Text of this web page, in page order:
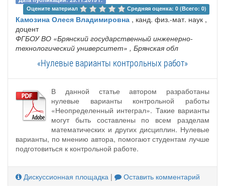
Оцените материал
Средняя оценка: 0 (Всего: 0)
Камозина Олеся Владимировна , канд. физ.-мат. наук ,
доцент
ФГБОУ ВО «Брянский государственный инженерно-
технологический университет» , Брянская обл
«Нулевые варианты контрольных работ»
В данной статье автором разработаны
нулевые варианты контрольной работы
«Неопределенный интеграл». Такие варианты
могут быть составлены по всем разделам
математических и других дисциплин. Нулевые
варианты, по мнению автора, помогают студентам лучше
подготовиться к контрольной работе.
Дискуссионная площадка | Оставить комментарий